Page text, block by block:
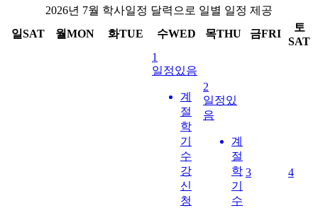
2026년 7월 학사일정 달력으로 일별 일정 제공
일SAT 월MON 화TUE 수WED 목THU 금FRI
토
SAT
1
일정있음
계
절
학
기
수
강
신
청
2
일정있
음
계
절
학
기
수
3 4